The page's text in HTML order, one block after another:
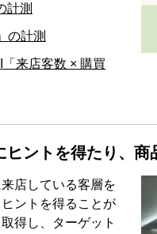
計測
の計測
来店客数 × 購買
ヒントを得たり、
店している客層を
ントを得ることが
得し、ターゲット